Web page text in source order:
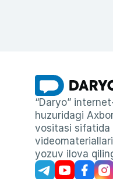
“Daryo”
huzuridagi
vositasi sifatida
yozuv ilova